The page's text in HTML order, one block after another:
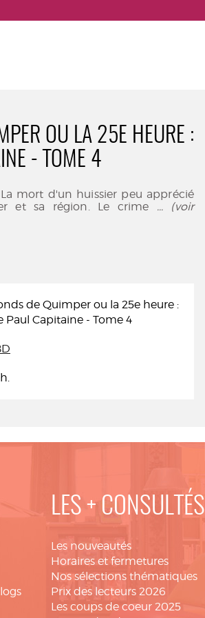
OU LA 25E HEURE :
- TOME 4
mort d'un huissier peu apprécié
et sa région. Le crime ... (voir
de Quimper ou la 25e heure :
Paul Capitaine - Tome 4
LES + CONSULTÉS
Les nouveautés
Horaires et fermetures
Nos sélections thématiques
Prix des lecteurs 2026
Les coups de coeur 2025